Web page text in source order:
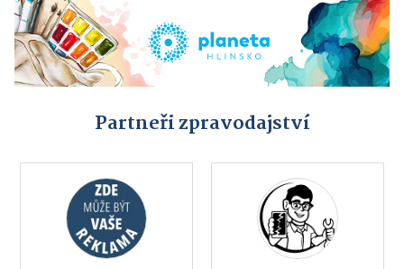
Partneři zpravodajství